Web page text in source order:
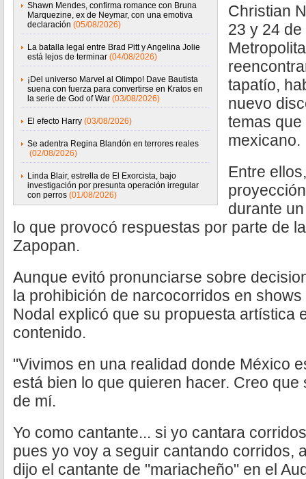
Shawn Mendes, confirma romance con Bruna
Marquezine, ex de Neymar, con una emotiva
declaración (05/08/2026)
La batalla legal entre Brad Pitt y Angelina Jolie
está lejos de terminar (04/08/2026)
¡Del universo Marvel al Olimpo! Dave Bautista
suena con fuerza para convertirse en Kratos en
la serie de God of War (03/08/2026)
El efecto Harry (03/08/2026)
Se adentra Regina Blandón en terrores reales
(02/08/2026)
Linda Blair, estrella de El Exorcista, bajo
investigación por presunta operación irregular
con perros (01/08/2026)
Christian
23 y 24
tapatío,
nuevo
temas
mexicano.
Entre
durante
lo que provocó respuestas por parte de
Zapopan.
Aunque evitó pronunciarse sobre
la prohibición de narcocorridos en
Nodal explicó que su propuesta artística
contenido.
"Vivimos en una realidad donde México
está bien lo que quieren hacer. Creo
de mí.
Yo como cantante... si yo cantara
pues yo voy a seguir cantando corridos,
dijo el cantante de "mariacheño" en el